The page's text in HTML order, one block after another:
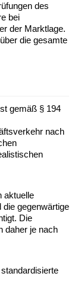
des
bei
der Marktlage.
die gesamte
gemäß § 194
nach
aktuelle
die gegenwärtige
Die
daher je nach